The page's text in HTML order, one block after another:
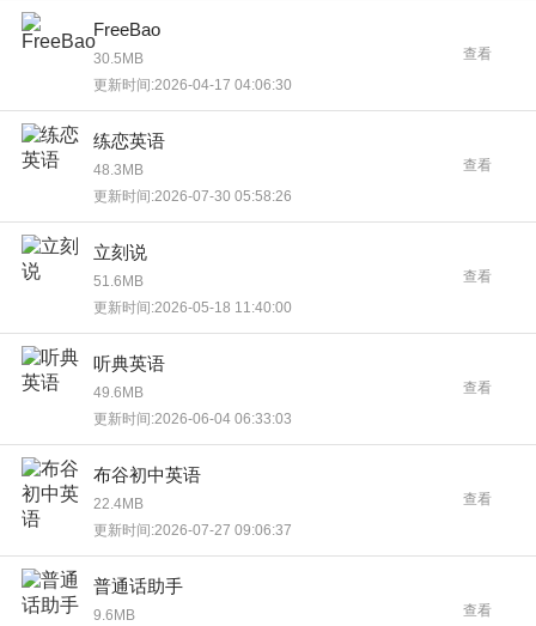
FreeBao
30.5MB
更新时间:2026-04-17 04:06:30
查看
练恋英语
48.3MB
更新时间:2026-07-30 05:58:26
查看
立刻说
51.6MB
更新时间:2026-05-18 11:40:00
查看
听典英语
49.6MB
更新时间:2026-06-04 06:33:03
查看
布谷初中英语
22.4MB
更新时间:2026-07-27 09:06:37
查看
普通话助手
9.6MB
查看